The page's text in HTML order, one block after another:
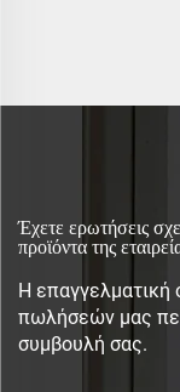
Έχετε ερωτήσεις
προϊόντα της
Η επαγγελματική
πωλήσεών μας
συμβουλή σας.